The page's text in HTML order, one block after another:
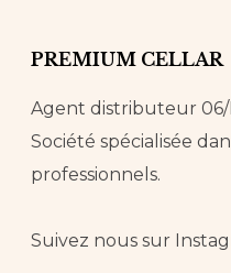
PREMIUM CELLAR
Agent distributeur 06/
Société spécialisée
professionnels.
Suivez nous sur